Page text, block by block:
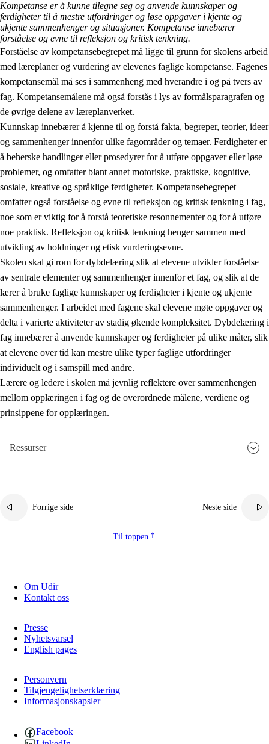
2. Prinsipper for læring, utvikling og danning
2.1 Sosial læring og utvikling
2.2 Kompetanse i fagene
Grunnleggende ferdigheter
2.4 Å lære å lære
Tverrfaglige temaer
Kompetanse er å kunne tilegne seg og anvende kunnskaper og
ferdigheter til å mestre utfordringer og løse oppgaver i kjente og
ukjente sammenhenger og situasjoner. Kompetanse innebærer
forståelse og evne til refleksjon og kritisk tenkning.
Forståelse av kompetansebegrepet må ligge til grunn for skolens arbeid
med læreplaner og vurdering av elevenes faglige kompetanse. Fagenes
kompetansemål må ses i sammenheng med hverandre i og på tvers av
fag. Kompetansemålene må også forstås i lys av formålsparagrafen og
de øvrige delene av læreplanverket.
Kunnskap innebærer å kjenne til og forstå fakta, begreper, teorier, ideer
og sammenhenger innenfor ulike fagområder og temaer. Ferdigheter er
å beherske handlinger eller prosedyrer for å utføre oppgaver eller løse
problemer, og omfatter blant annet motoriske, praktiske, kognitive,
sosiale, kreative og språklige ferdigheter. Kompetansebegrepet
omfatter også forståelse og evne til refleksjon og kritisk tenkning i fag,
noe som er viktig for å forstå teoretiske resonnementer og for å utføre
noe praktisk. Refleksjon og kritisk tenkning henger sammen med
utvikling av holdninger og etisk vurderingsevne.
Skolen skal gi rom for dybdelæring slik at elevene utvikler forståelse
av sentrale elementer og sammenhenger innenfor et fag, og slik at de
lærer å bruke faglige kunnskaper og ferdigheter i kjente og ukjente
sammenhenger. I arbeidet med fagene skal elevene møte oppgaver og
delta i varierte aktiviteter av stadig økende kompleksitet. Dybdelæring i
fag innebærer å anvende kunnskaper og ferdigheter på ulike måter, slik
at elevene over tid kan mestre ulike typer faglige utfordringer
individuelt og i samspill med andre.
Lærere og ledere i skolen må jevnlig reflektere over sammenhengen
mellom opplæringen i fag og de overordnede målene, verdiene og
prinsippene for opplæringen.
Ressurser
Forrige side Neste side
Til toppen
Om Udir
Kontakt oss
Presse
Nyhetsvarsel
English pages
Personvern
Tilgjengelighetserklæring
Informasjonskapsler
Facebook